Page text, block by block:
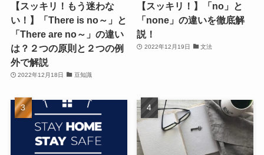
【スッキリ！もう迷わな
い！】「There is no～」と
「There are no～」の違い
は？２つの原則と２つの例
外で解説
2022年12月18日 豆知識
【スッキリ！】「no」と
「none」の違いを徹底解
説！
2022年12月19日 文法